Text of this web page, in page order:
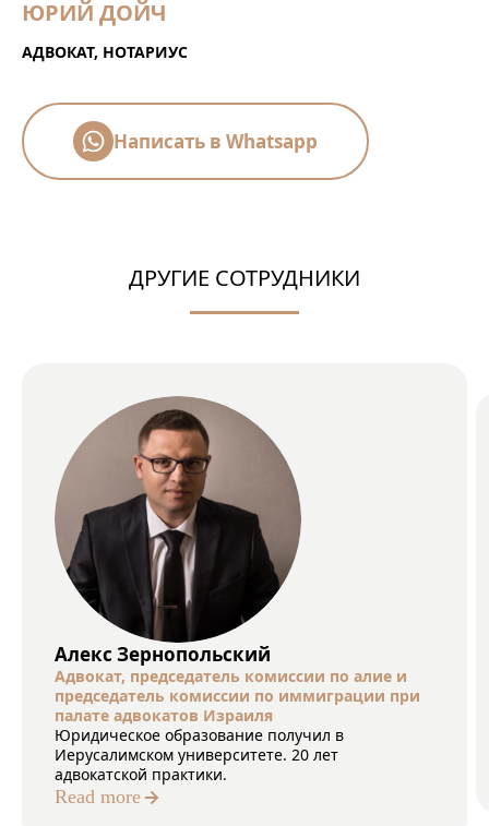
ЮРИЙ ДОЙЧ
АДВОКАТ, НОТАРИУС
Написать в Whatsapp
ДРУГИЕ СОТРУДНИКИ
Алекс Зернопольский
Адвокат, председатель комиссии по алие и
председатель комиссии по иммиграции при
палате адвокатов Израиля
Юридическое образование получил в
Иерусалимском университете. 20 лет
адвокатской практики.
Read more